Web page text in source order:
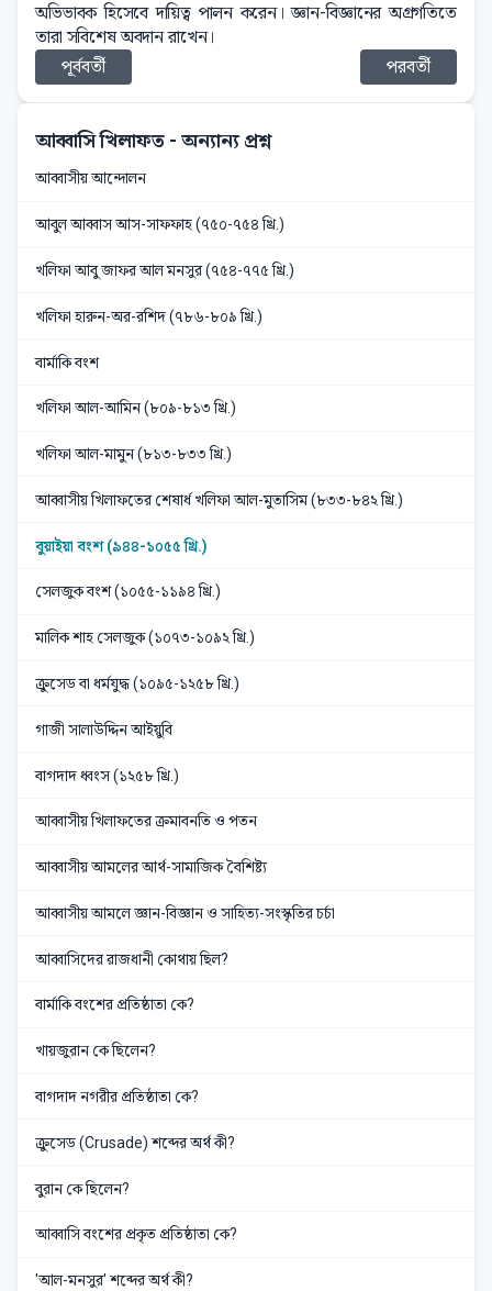
অভিভাবক হিসেবে দায়িত্ব পালন করেন। জ্ঞান-বিজ্ঞানের অগ্রগতিতে
তারা সবিশেষ অবদান রাখেন।
পূর্ববর্তী
পরবর্তী
আব্বাসি খিলাফত - অন্যান্য প্রশ্ন
আব্বাসীয় আন্দোলন
আবুল আব্বাস আস-সাফফাহ (৭৫০-৭৫৪ খ্রি.)
খলিফা আবু জাফর আল মনসুর (৭৫৪-৭৭৫ খ্রি.)
খলিফা হারুন-অর-রশিদ (৭৮৬-৮০৯ খ্রি.)
বার্মাকি বংশ
খলিফা আল-আমিন (৮০৯-৮১৩ খ্রি.)
খলিফা আল-মামুন (৮১৩-৮৩৩ খ্রি.)
আব্বাসীয় খিলাফতের শেষার্ধ খলিফা আল-মুতাসিম (৮৩৩-৮৪২ খ্রি.)
বুয়াইয়া বংশ (৯৪৪-১০৫৫ খ্রি.)
সেলজুক বংশ (১০৫৫-১১৯৪ খ্রি.)
মালিক শাহ সেলজুক (১০৭৩-১০৯২ খ্রি.)
ক্রুসেড বা ধর্মযুদ্ধ (১০৯৫-১২৫৮ খ্রি.)
গাজী সালাউদ্দিন আইয়ুবি
বাগদাদ ধ্বংস (১২৫৮ খ্রি.)
আব্বাসীয় খিলাফতের ক্রমাবনতি ও পতন
আব্বাসীয় আমলের আর্থ-সামাজিক বৈশিষ্ট্য
আব্বাসীয় আমলে জ্ঞান-বিজ্ঞান ও সাহিত্য-সংস্কৃতির চর্চা
আব্বাসিদের রাজধানী কোথায় ছিল?
বার্মাকি বংশের প্রতিষ্ঠাতা কে?
খায়জুরান কে ছিলেন?
বাগদাদ নগরীর প্রতিষ্ঠাতা কে?
ক্রুসেড (Crusade) শব্দের অর্থ কী?
বুরান কে ছিলেন?
আব্বাসি বংশের প্রকৃত প্রতিষ্ঠাতা কে?
'আল-মনসুর' শব্দের অর্থ কী?